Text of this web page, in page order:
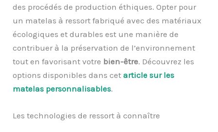
des procédés de production éthiques. Opter pour
un matelas à ressort fabriqué avec des matériaux
écologiques et durables est une manière de
contribuer à la préservation de l’environnement
tout en favorisant votre bien-être. Découvrez les
options disponibles dans cetarticle sur les
matelas personnalisables.
Les technologies de ressort à connaître